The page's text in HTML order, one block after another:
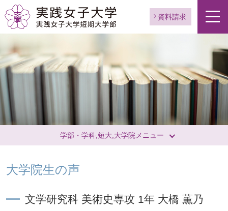
資料請求
学部・学科,短大,大学院メニュー
大学院生の声
文学研究科 美術史専攻 1年 大橋 薫乃